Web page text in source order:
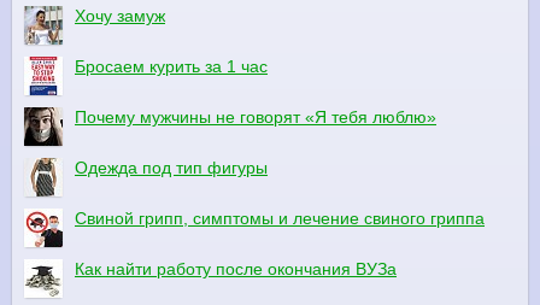
Хочу замуж
Бросаем курить за 1 час
Почему мужчины не говорят «Я тебя люблю»
Одежда под тип фигуры
Свиной грипп, симптомы и лечение свиного гриппа
Как найти работу после окончания ВУЗа